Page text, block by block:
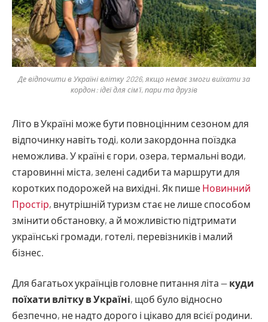
Де відпочити в Україні влітку 2026, якщо немає змоги виїхати за
кордон: ідеї для сім’ї, пари та друзів
Літо в Україні може бути повноцінним сезоном для
відпочинку навіть тоді, коли закордонна поїздка
неможлива. У країні є гори, озера, термальні води,
старовинні міста, зелені садиби та маршрути для
коротких подорожей на вихідні. Як пише Новинний
Простір, внутрішній туризм стає не лише способом
змінити обстановку, а й можливістю підтримати
українські громади, готелі, перевізників і малий
бізнес.
Для багатьох українців головне питання літа — куди
поїхати влітку в Україні, щоб було відносно
безпечно, не надто дорого і цікаво для всієї родини.